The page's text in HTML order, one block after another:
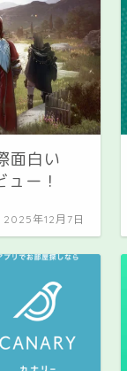
面白い
ー！
2025年12月7日